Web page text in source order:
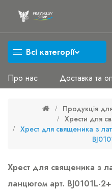
Всі категорії
Про нас Доставка та
Продукція
Хрести для
Хрест для священика з
Хрест для священика з
ланцюгом арт. BJ0101L-